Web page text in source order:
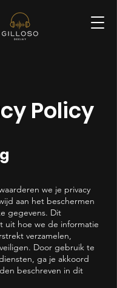
Policy
we je privacy
aan het beschermen
gegevens. Dit
uit hoe we de informatie
verzamelen,
Door gebruik te
ga je akkoord
beschreven in dit